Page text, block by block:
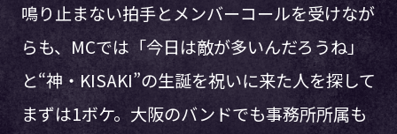
鳴り止まない拍手とメンバーコールを受けなが
らも、MCでは「今日は敵が多いんだろうね」
と“神・KISAKI”の生誕を祝いに来た人を探して
まずは1ボケ。大阪のバンドでも事務所所属も